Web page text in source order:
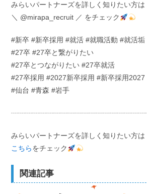
みらいパートナーズを詳しく知りたい方は
＼ @mirapa_recruit ／ をチェック
#新卒 #新卒採用 #就活 #就職活動 #就活垢
#27卒 #27卒と繋がりたい
#27卒とつながりたい #27卒就活
#27卒採用 #2027新卒採用 #新卒採用2027
#仙台 #青森 #岩手
みらいパートナーズを詳しく知りたい方は
こちらをチェック
関連記事